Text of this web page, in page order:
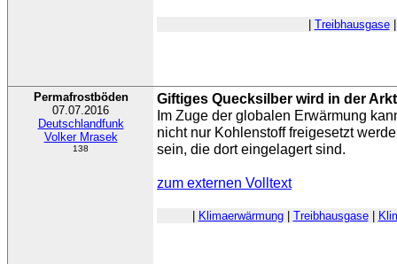
Treibhausgase
Permafrostböden
07.07.2016
Deutschlandfunk
Volker Mrasek
138
Giftiges Quecksilber wird in der
Im Zuge der globalen Erwärmung
nicht nur Kohlenstoff freigesetzt
sein, die dort eingelagert sind.
zum externen Volltext
Klimaerwärmung| Treibhausgase|